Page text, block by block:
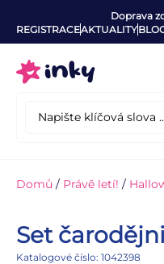
Doprava
REGISTRACEAKTUALITY
Domů / Právě letí! /
Set
Katalogové číslo: 1042398